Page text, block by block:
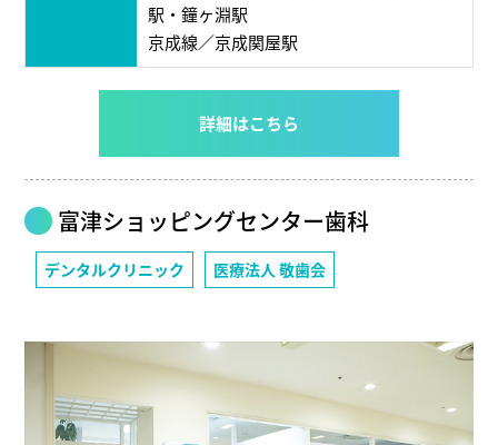
駅・鐘ヶ淵駅
京成線／京成関屋駅
詳細はこちら
富津ショッピングセンター歯科
デンタルクリニック 医療法人 敬歯会